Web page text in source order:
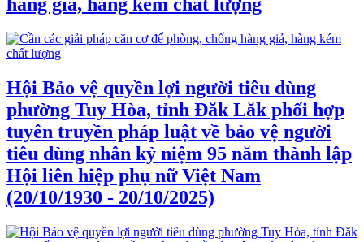
Hội Bảo vệ quyền lợi người tiêu dùng
phường Tuy Hòa, tỉnh Đăk Lăk phối hợp
tuyên truyền pháp luật về bảo vệ người
tiêu dùng nhân kỷ niệm 95 năm thành lập
Hội liên hiệp phụ nữ Việt Nam
(20/10/1930 - 20/10/2025)